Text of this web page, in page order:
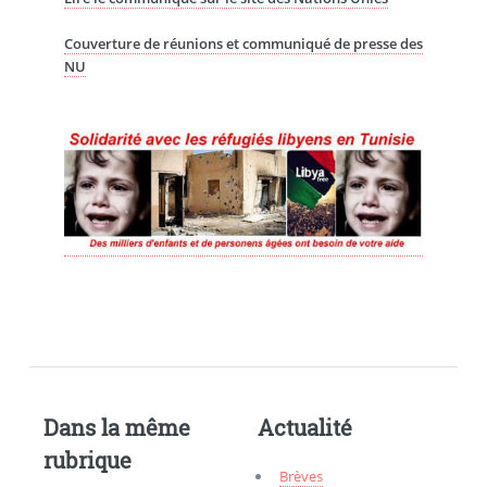
Couverture de réunions et communiqué de presse des
NU
Dans la même
rubrique
Actualité
Brèves